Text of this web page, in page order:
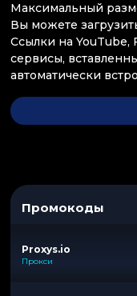
Максимальный
Вы можете
Ссылки на YouTube,
сервисы,
автоматически
Промокоды
Proxys.io
Прокси